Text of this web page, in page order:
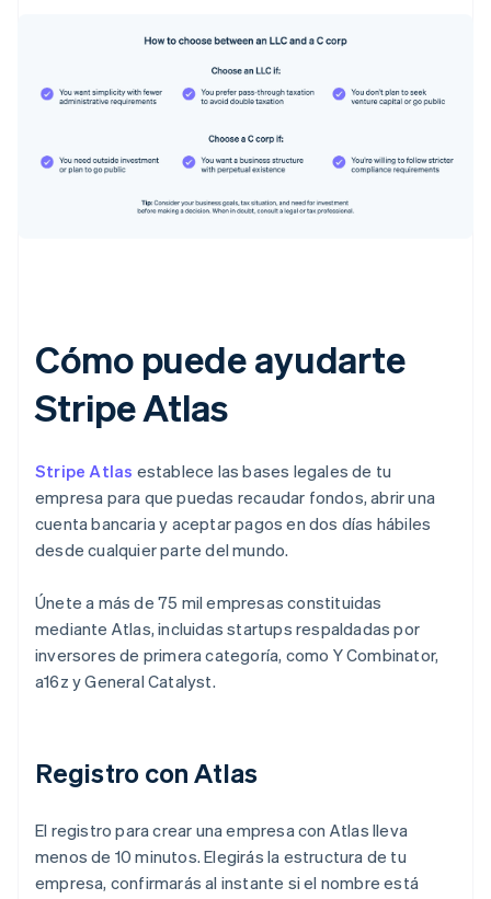
Cómo puede ayudarte
Stripe Atlas
Stripe Atlas establece las bases legales de tu
empresa para que puedas recaudar fondos, abrir una
cuenta bancaria y aceptar pagos en dos días hábiles
desde cualquier parte del mundo.
Únete a más de 75 mil empresas constituidas
mediante Atlas, incluidas startups respaldadas por
inversores de primera categoría, como Y Combinator,
a16z y General Catalyst.
Registro con Atlas
El registro para crear una empresa con Atlas lleva
menos de 10 minutos. Elegirás la estructura de tu
empresa, confirmarás al instante si el nombre está